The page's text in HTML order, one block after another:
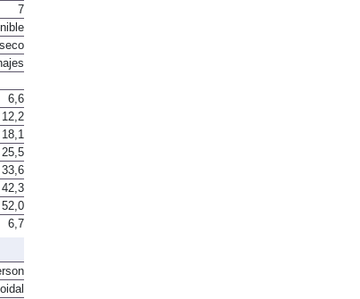
7
6,6
12,2
18,1
25,5
33,6
42,3
52,0
6,7